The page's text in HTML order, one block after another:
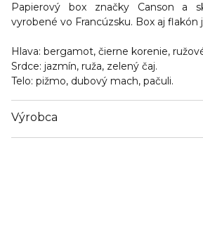
Papierový box značky Canson a
vyrobené vo Francúzsku. Box aj
Hlava: bergamot, čierne korenie,
Srdce: jazmín, ruža, zelený čaj.
Telo: pižmo, dubový mach, pačuli.
Výrobca